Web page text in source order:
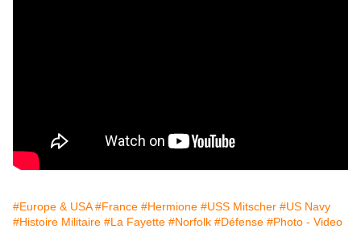
#Europe & USA #France #Hermione #USS Mitscher #US Navy
#Histoire Militaire #La Fayette #Norfolk #Défense #Photo - Video